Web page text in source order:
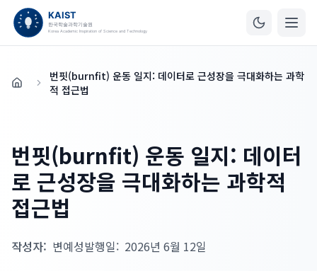
홈
번핏(burnfit) 운동 일지: 데이터로 근성장을 극대화하는 과학
적 접근법
번핏(burnfit) 운동 일지: 데이터
로 근성장을 극대화하는 과학적
접근법
작성자: 변예성발행일: 2026년 6월 12일